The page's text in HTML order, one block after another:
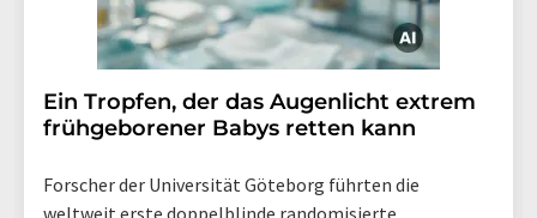
Ein Tropfen, der das Augenlicht extrem
frühgeborener Babys retten kann
Forscher der Universität Göteborg führten die
weltweit erste doppelblinde randomisierte